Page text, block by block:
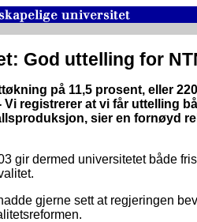
God uttelling for
på 11,5 prosent, eller
Vi registrerer at vi får uttelling
sier en fornøyd
gir dermed universitetet både
gjerne sett at regjeringen